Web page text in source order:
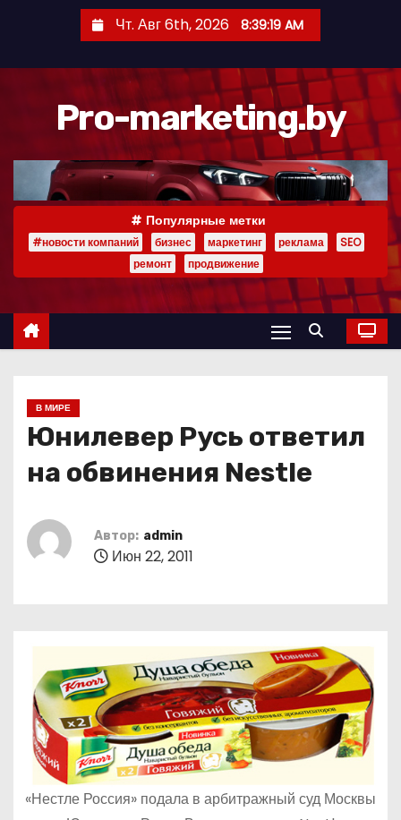
р
Чт. Авг 6th, 2026 8:39:19 AM
Pro-marketing.by
Популярные метки
#новости компаний бизнес маркетинг реклама
SEO
ремонт
продвижение
В МИРЕ
Юнилевер Русь ответил
на обвинения Nestle
Автор: admin
Июн 22, 2011
«Нестле Россия» подала в арбитражный суд Москвы